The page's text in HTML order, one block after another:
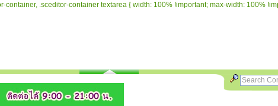
.sceditor-container textarea { width: 100% !important; max-width: 100%